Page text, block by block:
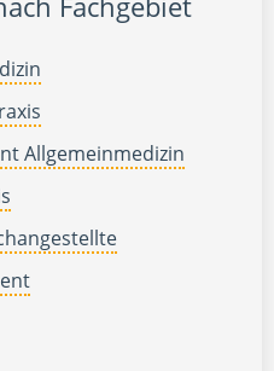
Fachgebiet
Allgemeinmedizin